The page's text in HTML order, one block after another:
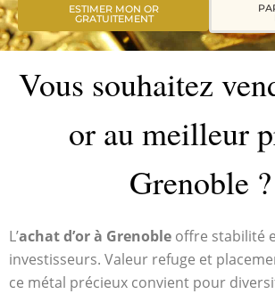
ESTIMER MON OR
GRATUITEMENT
Vous souhaitez
or au meilleur
Grenoble ?
L’achat d’or à Grenoble offre stabilité
investisseurs. Valeur refuge et
ce métal précieux convient pour